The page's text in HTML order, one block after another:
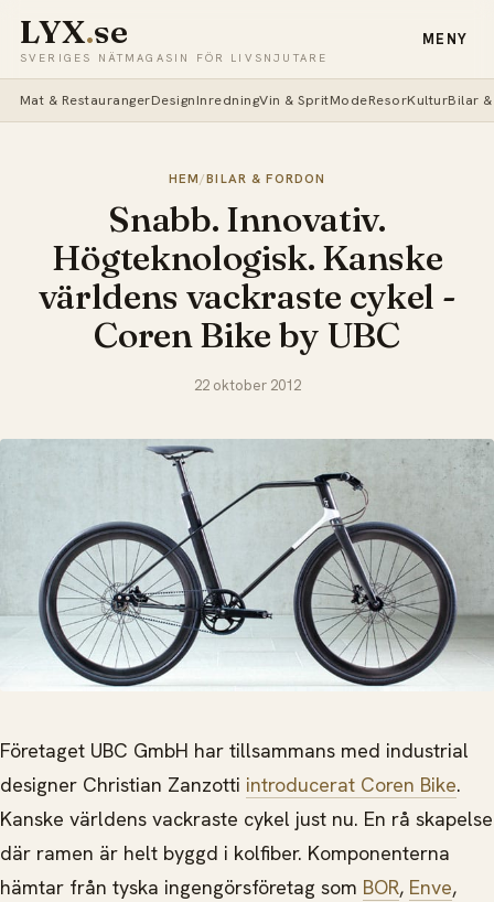
LYX.se
SVERIGES NÄTMAGASIN FÖR LIVSNJUTARE
MENY
Mat & RestaurangerDesignInredningVin & SpritModeResorKulturBilar
HEM/BILAR & FORDON
Snabb. Innovativ.
Högteknologisk. Kanske
världens vackraste cykel -
Coren Bike by UBC
22 oktober 2012
Företaget UBC GmbH har tillsammans med industrial
designer Christian Zanzotti introducerat Coren Bike.
Kanske världens vackraste cykel just nu. En rå skapelse
där ramen är helt byggd i kolfiber. Komponenterna
hämtar från tyska ingengörsföretag som BOR, Enve,